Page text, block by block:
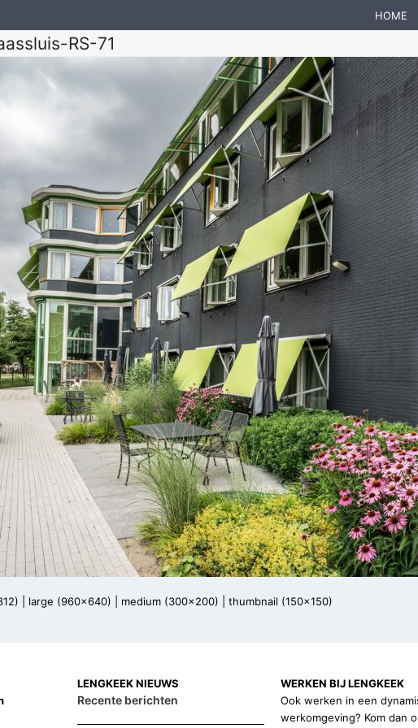
HOME
RS-71
large (960x640) medium (300x200) thumbnail (150x150)
LENGKEEK NIEUWS
Recente berichten
WERKEN BIJ LENGKEEK
Ook werken in een
werkomgeving? Kom dan